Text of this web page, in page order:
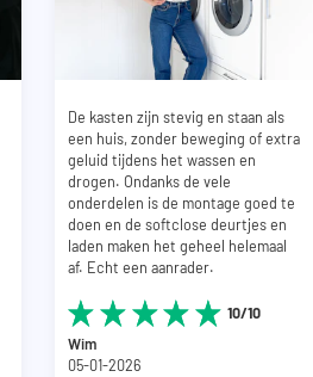
De kasten zijn stevig en staan als
een huis, zonder beweging of extra
geluid tijdens het wassen en
drogen. Ondanks de vele
onderdelen is de montage goed te
doen en de softclose deurtjes en
laden maken het geheel helemaal
af. Echt een aanrader.
10/10
Wim
05-01-2026